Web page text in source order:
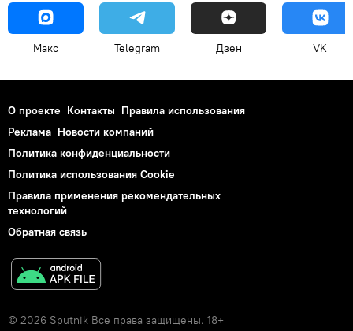
Макс Telegram Дзен VK
О проекте Контакты Правила использования
Реклама Новости компаний
Политика конфиденциальности
Политика использования Cookie
Правила применения рекомендательных
технологий
Обратная связь
© 2026 Sputnik Все права защищены. 18+